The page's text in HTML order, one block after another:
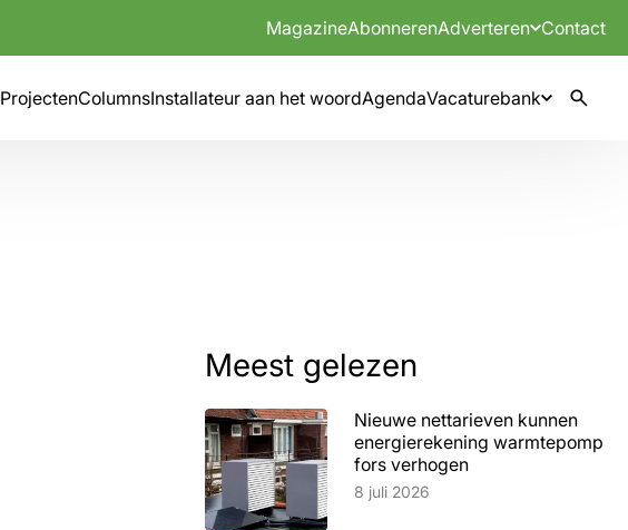
MagazineAbonnerenAdverteren Contact
ProjectenColumnsInstallateur aan het woordAgendaVacaturebank
Meest gelezen
Nieuwe nettarieven kunnen
energierekening warmtepomp
fors verhogen
Lees artikel
8 juli 2026